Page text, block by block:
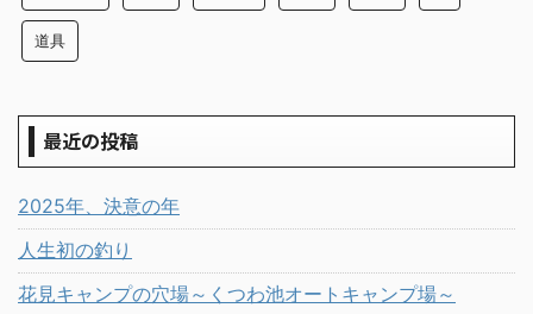
道具
最近の投稿
2025年、決意の年
人生初の釣り
花見キャンプの穴場～くつわ池オートキャンプ場～